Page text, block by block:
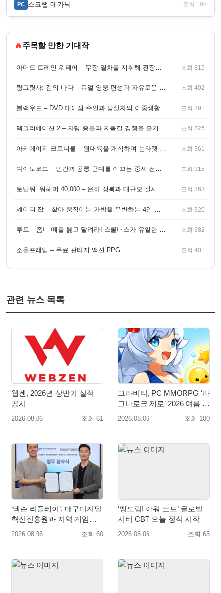
PC 스크랩 메카닉 조회 195
🔥주목할 만한 기대작
아머드 트레인 워페어 – 무장 열차를 지휘해 전장을 돌파하는 생존 전투 게임 조회 315
랑그릿사: 검의 바다 – 듀얼 영웅 편성과 자유로운 탐험을 결합한 판타지 전략 RPG 조회 402
블랙우드 – DVD 대여점 주인과 암살자의 이중생활을 그린 3인칭 액션 스릴러 게임 조회 291
렉크리에이션 2 – 차량 충돌과 지름길 경쟁을 즐기는 오픈월드 아케이드 레이싱 게임 조회 325
아키에이지 크로니클 – 원대륙을 개척하며 논타겟 전투를 즐기는 오픈월드 MMORPG 조회 361
다이노로드 – 인간과 공룡 군대를 이끄는 중세 전략 액션 RPG 조회 315
토탈워: 워해머 40,000 – 은하 정복과 대규모 실시간 전투가 결합된 전략 게임! 조회 363
셰이디 잡 – 살아 움직이는 가방을 운반하는 4인 협동 물리 어드벤처 게임 조회 320
루트 – 좀비 떼를 뚫고 달려라! 스쿨버스가 유일한 집이 되는 4인 협동 생존 게임 조회 382
소울프레임 – 무료 판타지 액션 RPG 조회 401
관련 뉴스 목록
웹젠, 2026년 상반기 실적
공시
2026.08.06 조회 61
그라비티, PC MMORPG ‘라
그나로크 제로’ 2026 여름 프
로모션 진행!
2026.08.06 조회 100
‘넥슨 리플레이’, 대구디지털
혁신진흥원과 지역 게임산
업 육성 위한 업무협약 체결
2026.08.06 조회 60
‘뱅드림! 아워 노트’ 글로벌
서버 CBT 오늘 정식 시작
2026.08.06 조회 65